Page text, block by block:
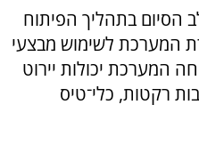
הסיום בתהליך הפיתוח
המערכת לשימוש מבצעי
המערכת יכולות יירוט
רקטות, כלי־טיס